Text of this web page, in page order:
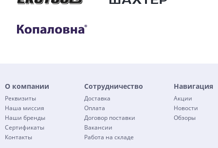
О компании
Реквизиты
Наша миссия
Наши бренды
Сертификаты
Контакты
Сотрудничество
Доставка
Оплата
Договор поставки
Вакансии
Работа на складе
Навигация
Акции
Новости
Обзоры